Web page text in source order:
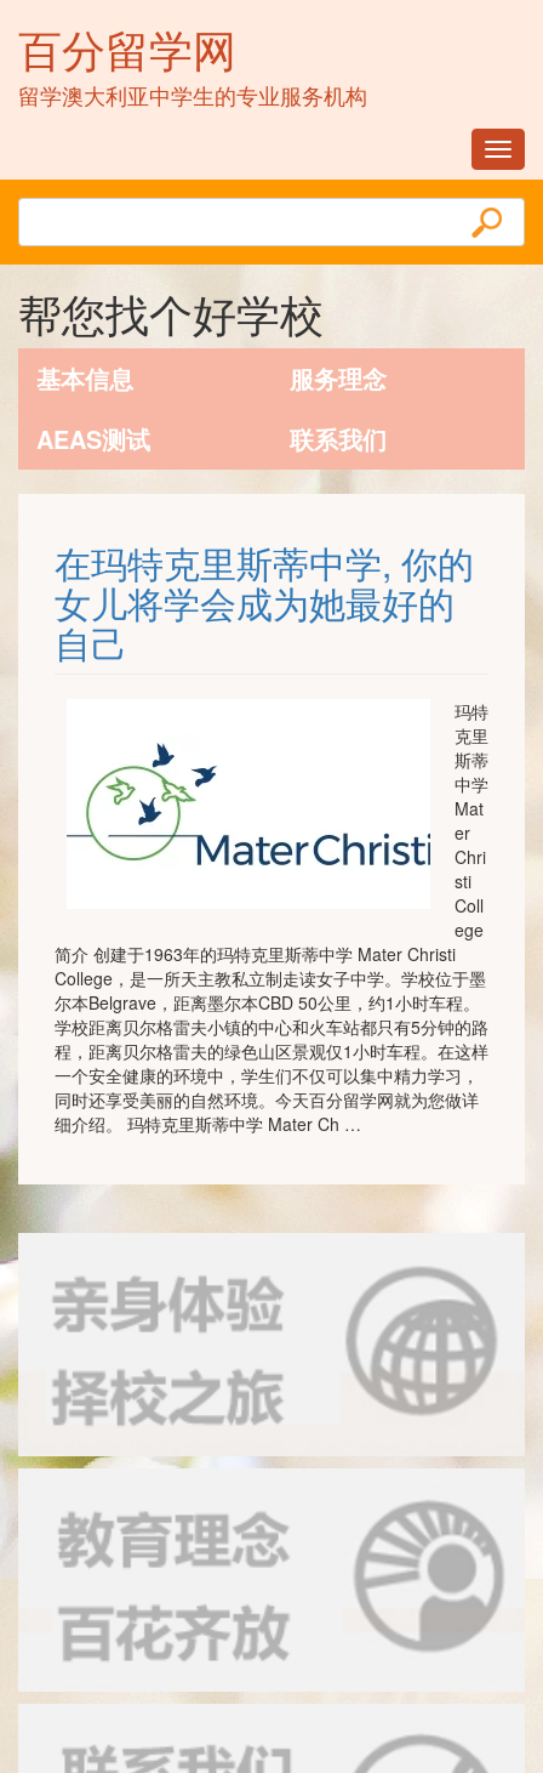
百分留学网
留学澳大利亚中学生的专业服务机构
帮您找个好学校
基本信息
服务理念
AEAS测试
联系我们
在玛特克里斯蒂中学, 你的
女儿将学会成为她最好的
自己
玛特
克里
斯蒂
中学
Mat
er
Chri
sti
Coll
ege
简介 创建于1963年的玛特克里斯蒂中学 Mater Christi
College，是一所天主教私立制走读女子中学。学校位于墨
尔本Belgrave，距离墨尔本CBD 50公里，约1小时车程。
学校距离贝尔格雷夫小镇的中心和火车站都只有5分钟的路
程，距离贝尔格雷夫的绿色山区景观仅1小时车程。在这样
一个安全健康的环境中，学生们不仅可以集中精力学习，
同时还享受美丽的自然环境。今天百分留学网就为您做详
细介绍。 玛特克里斯蒂中学 Mater Ch …